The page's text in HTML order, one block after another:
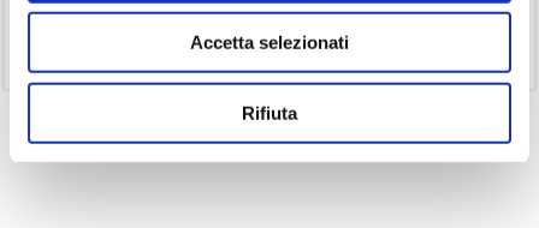
Accetta selezionati
Rifiuta
Senza categoria(1)